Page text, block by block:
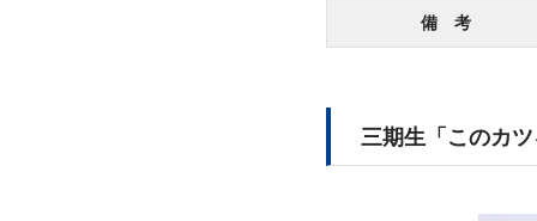
備 考
三期生「このカ